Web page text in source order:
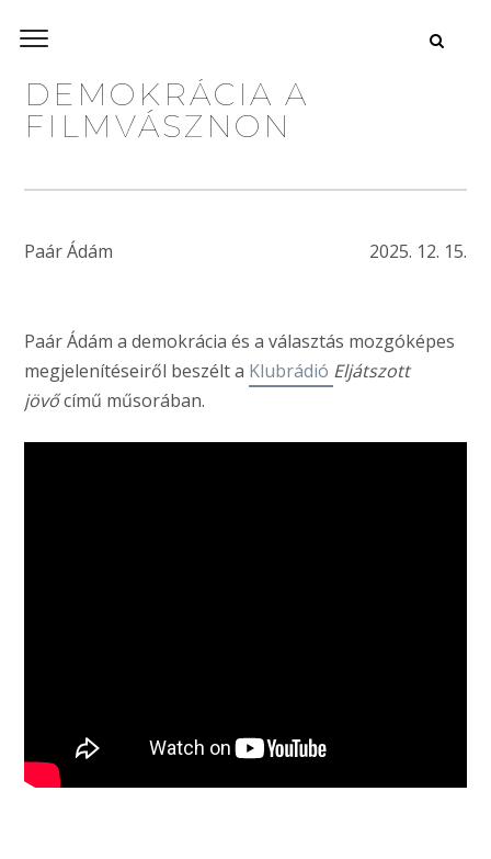
DEMOKRÁCIA A
FILMVÁSZNON
Paár Ádám 2025. 12. 15.
Paár Ádám a demokrácia és a választás mozgóképes
megjelenítéseiről beszélt a Klubrádió Eljátszott
jövőcímű műsorában.